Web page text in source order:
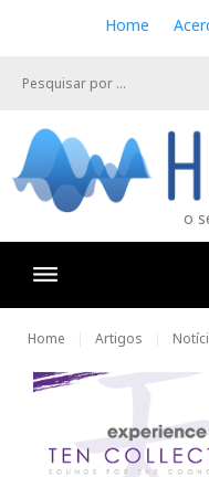
e
Home
o
Home Artigos